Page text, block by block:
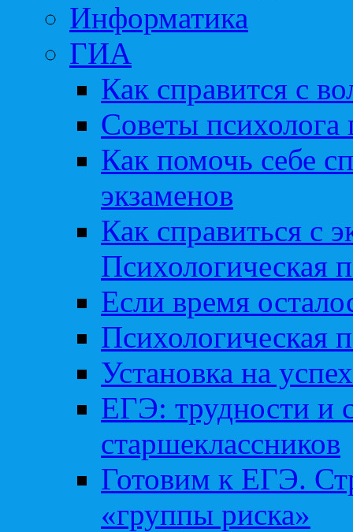
Информатика
ГИА
Как справится с
Советы
Как помочь себе
экзаменов
Как справиться с
Психологическая
Если время
Психологическая
Установка на успех
ЕГЭ: трудности и
старшеклассников
Готовим к ЕГЭ.
«группы риска»